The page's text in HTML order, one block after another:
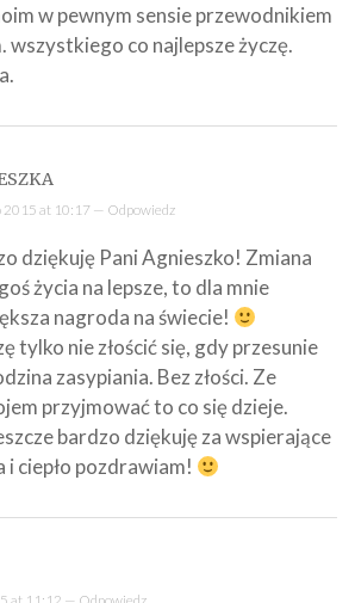
w pewnym sensie przewodnikiem
wszystkiego co najlepsze życzę.
2015 at 10:17 — Odpowiedz
dziękuję Pani Agnieszko! Zmiana
życia na lepsze, to dla mnie
nagroda na świecie!
tylko nie złościć się, gdy przesunie
zasypiania. Bez złości. Ze
przyjmować to co się dzieje.
bardzo dziękuję za wspierające
i ciepło pozdrawiam!